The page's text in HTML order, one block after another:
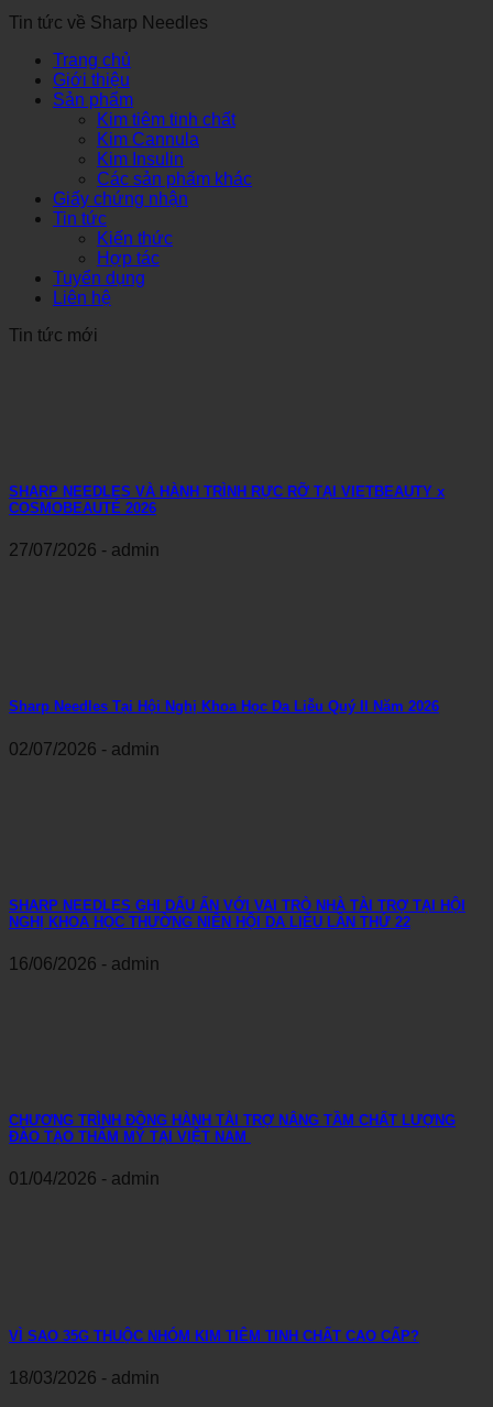
Tin tức về Sharp Needles
Trang chủ
Giới thiệu
Sản phẩm
Kim tiêm tinh chất
Kim Cannula
Kim Insulin
Các sản phẩm khác
Giấy chứng nhận
Tin tức
Kiến thức
Hợp tác
Tuyển dụng
Liên hệ
Tin tức mới
SHARP NEEDLES VÀ HÀNH TRÌNH RỰC RỠ TẠI VIETBEAUTY x
COSMOBEAUTÉ 2026
27/07/2026 - admin
Sharp Needles Tại Hội Nghị Khoa Học Da Liễu Quý II Năm 2026
02/07/2026 - admin
SHARP NEEDLES GHI DẤU ẤN VỚI VAI TRÒ NHÀ TÀI TRỢ TẠI HỘI
NGHỊ KHOA HỌC THƯỜNG NIÊN HỘI DA LIỄU LẦN THỨ 22
16/06/2026 - admin
CHƯƠNG TRÌNH ĐỒNG HÀNH TÀI TRỢ NÂNG TẦM CHẤT LƯỢNG
ĐÀO TẠO THẨM MỸ TẠI VIỆT NAM
01/04/2026 - admin
VÌ SAO 35G THUỘC NHÓM KIM TIÊM TINH CHẤT CAO CẤP?
18/03/2026 - admin